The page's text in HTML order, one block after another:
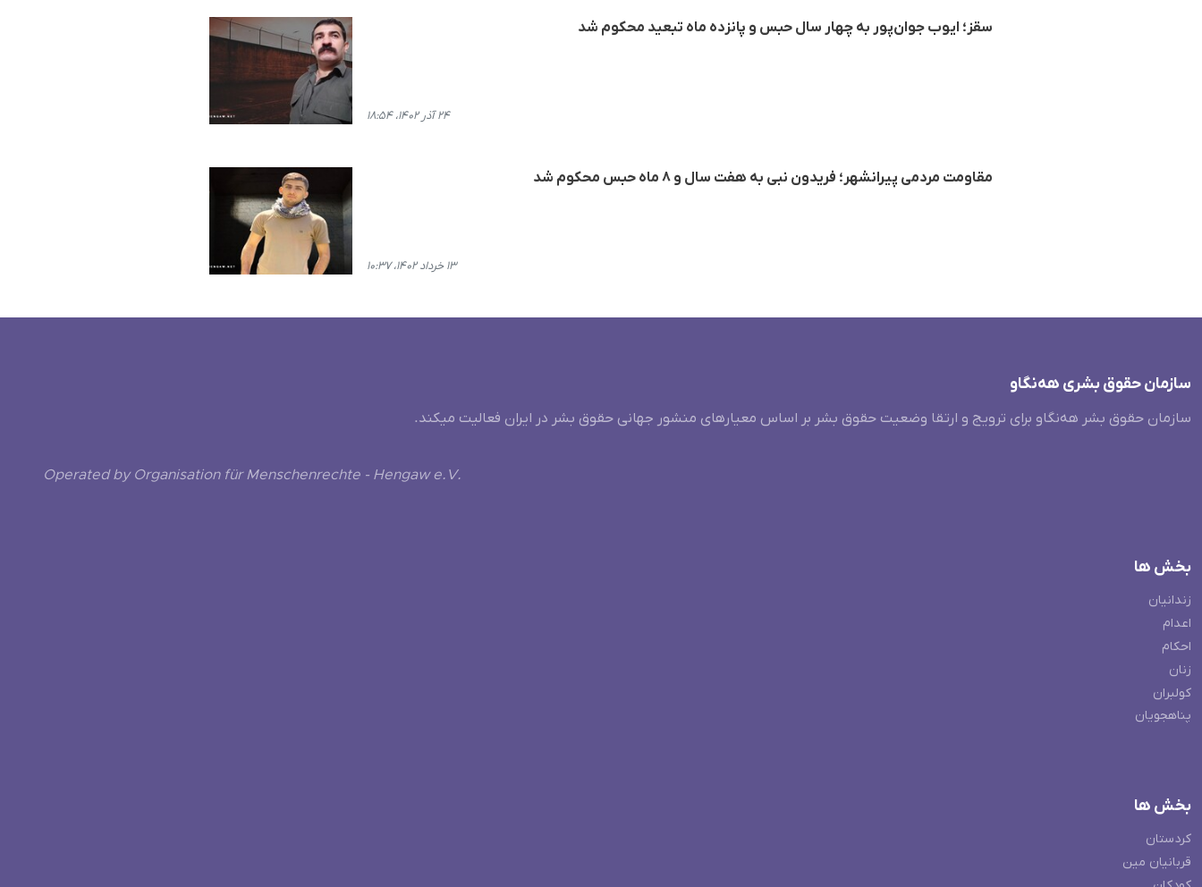
سقز؛ ایوب جوان‌پور به چهار سال حبس و پانزده ماه تبعید محکوم شد
۲۴ آذر ۱۴۰۲، ۱۸:۵۴
مقاومت مردمی پیرانشهر؛ فریدون نبی به هفت سال و ٨ ماه حبس محکوم شد
۱۳ خرداد ۱۴۰۲، ۱۰:۳۷
سازمان حقوق بشری هەنگاو
سازمان حقوق بشر هه‌نگاو برای ترویج و ارتقا وضعیت حقوق بشر بر اساس معیارهای منشور جهانی حقوق بشر در ایران فعالیت میکند.
Operated by Organisation für Menschenrechte - Hengaw e.V.
بخش ها
زندانیان
اعدام
احکام
زنان
کولبران
پناهجویان
بخش ها
کردستان
قربانیان مین